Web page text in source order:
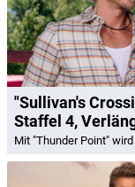
"Sullivan's
Staffel 4,
Mit "Thunder Point"